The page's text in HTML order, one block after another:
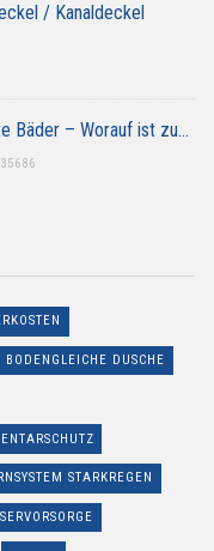
/ Kanaldeckel
Bäder – Worauf ist zu…
35686
BODENGLEICHE DUSCHE
STARKREGEN